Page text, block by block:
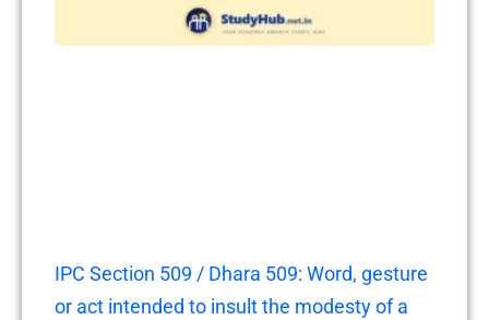
IPC Section 509 / Dhara 509: Word, gesture
or act intended to insult the modesty of a